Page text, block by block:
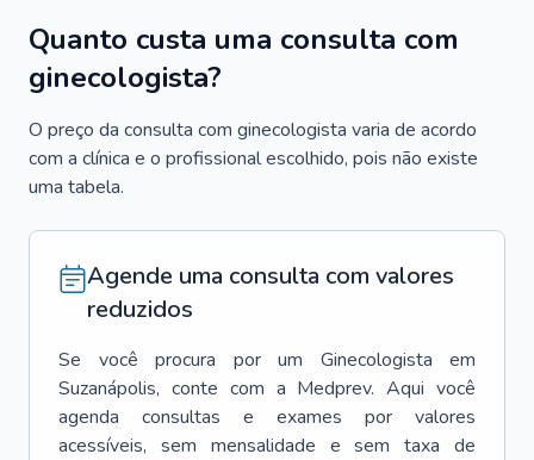
Quanto custa uma consulta com
ginecologista?
O preço da consulta com ginecologista varia de acordo
com a clínica e o profissional escolhido, pois não existe
uma tabela.
Agende uma consulta com valores
reduzidos
Se você procura por um Ginecologista
em
Suzanápolis, conte com a Medprev. Aqui você
agenda consultas e exames por valores
acessíveis, sem mensalidade e sem taxa de